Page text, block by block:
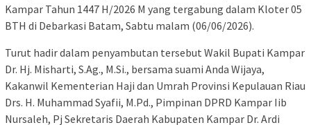
Kampar Tahun 1447 H/2026 M yang tergabung dalam Kloter 05
BTH di Debarkasi Batam, Sabtu malam (06/06/2026).
Turut hadir dalam penyambutan tersebut Wakil Bupati Kampar
Dr. Hj. Misharti, S.Ag., M.Si., bersama suami Anda Wijaya,
Kakanwil Kementerian Haji dan Umrah Provinsi Kepulauan Riau
Drs. H. Muhammad Syafii, M.Pd., Pimpinan DPRD Kampar Iib
Nursaleh, Pj Sekretaris Daerah Kabupaten Kampar Dr. Ardi